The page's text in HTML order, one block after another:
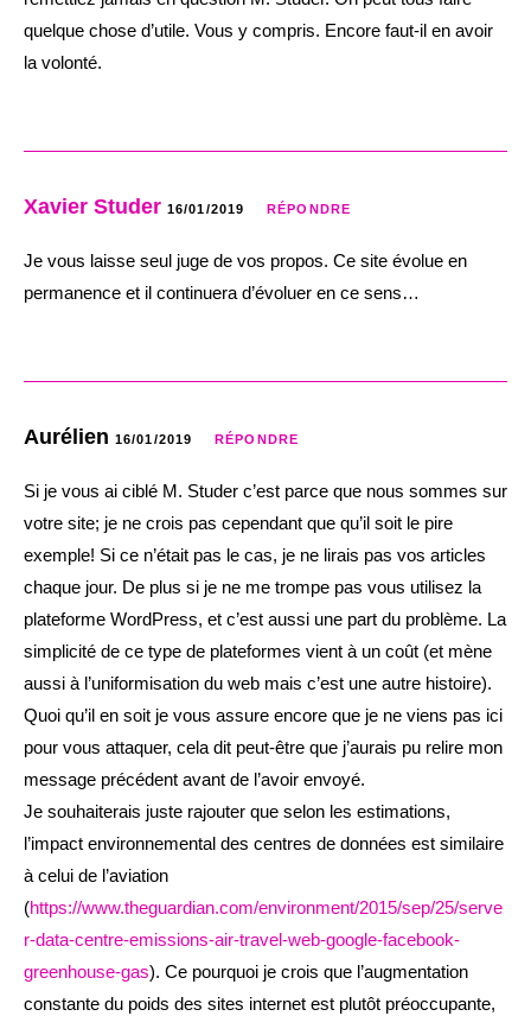
quelque chose d’utile. Vous y compris. Encore faut-il en avoir
la volonté.
Xavier Studer 16/01/2019 RÉPONDRE
Je vous laisse seul juge de vos propos. Ce site évolue en
permanence et il continuera d’évoluer en ce sens…
Aurélien 16/01/2019 RÉPONDRE
Si je vous ai ciblé M. Studer c’est parce que nous sommes sur
votre site; je ne crois pas cependant que qu’il soit le pire
exemple! Si ce n’était pas le cas, je ne lirais pas vos articles
chaque jour. De plus si je ne me trompe pas vous utilisez la
plateforme WordPress, et c’est aussi une part du problème. La
simplicité de ce type de plateformes vient à un coût (et mène
aussi à l’uniformisation du web mais c’est une autre histoire).
Quoi qu’il en soit je vous assure encore que je ne viens pas ici
pour vous attaquer, cela dit peut-être que j’aurais pu relire mon
message précédent avant de l’avoir envoyé.
Je souhaiterais juste rajouter que selon les estimations,
l’impact environnemental des centres de données est similaire
à celui de l’aviation
(https://www.theguardian.com/environment/2015/sep/25/serve
r-data-centre-emissions-air-travel-web-google-facebook-
greenhouse-gas). Ce pourquoi je crois que l’augmentation
constante du poids des sites internet est plutôt préoccupante,